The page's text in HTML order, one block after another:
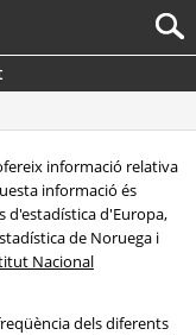
informació relativa
informació és
d'estadística d'Europa,
de Noruega i
Nacional
dels diferents